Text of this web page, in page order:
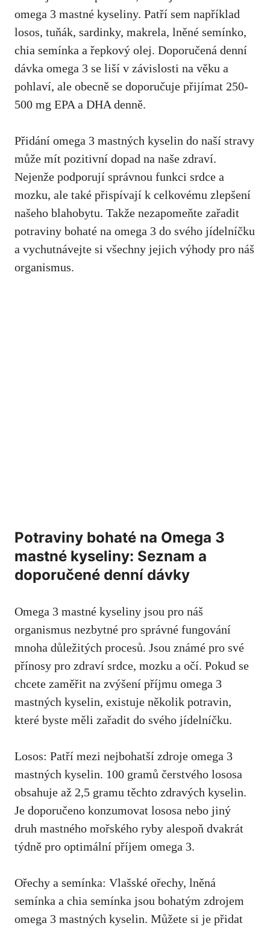
omega 3 mastné kyseliny. Patří sem například
losos, tuňák, sardinky, makrela, lněné semínko,
chia semínka a řepkový olej. Doporučená denní
dávka omega 3 se liší v závislosti na věku a
pohlaví, ale obecně se doporučuje přijímat 250-
500 mg EPA a DHA denně.
Přidání omega 3 mastných kyselin do naší stravy
může mít pozitivní dopad na naše zdraví.
Nejenže podporují správnou funkci srdce a
mozku, ale také přispívají k celkovému zlepšení
našeho blahobytu. Takže nezapomeňte zařadit
potraviny bohaté na omega 3 do svého jídelníčku
a vychutnávejte si všechny jejich výhody pro náš
organismus.
Potraviny bohaté na Omega 3
mastné kyseliny: Seznam a
doporučené denní dávky
Omega 3 mastné kyseliny jsou pro náš
organismus nezbytné pro správné fungování
mnoha důležitých procesů. Jsou známé pro své
přínosy pro zdraví srdce, mozku a očí. Pokud se
chcete zaměřit na zvýšení příjmu omega 3
mastných kyselin, existuje několik potravin,
které byste měli zařadit do svého jídelníčku.
Losos: Patří mezi nejbohatší zdroje omega 3
mastných kyselin. 100 gramů čerstvého lososa
obsahuje až 2,5 gramu těchto zdravých kyselin.
Je doporučeno konzumovat lososa nebo jiný
druh mastného mořského ryby alespoň dvakrát
týdně pro optimální příjem omega 3.
Ořechy a semínka: Vlašské ořechy, lněná
semínka a chia semínka jsou bohatým zdrojem
omega 3 mastných kyselin. Můžete si je přidat